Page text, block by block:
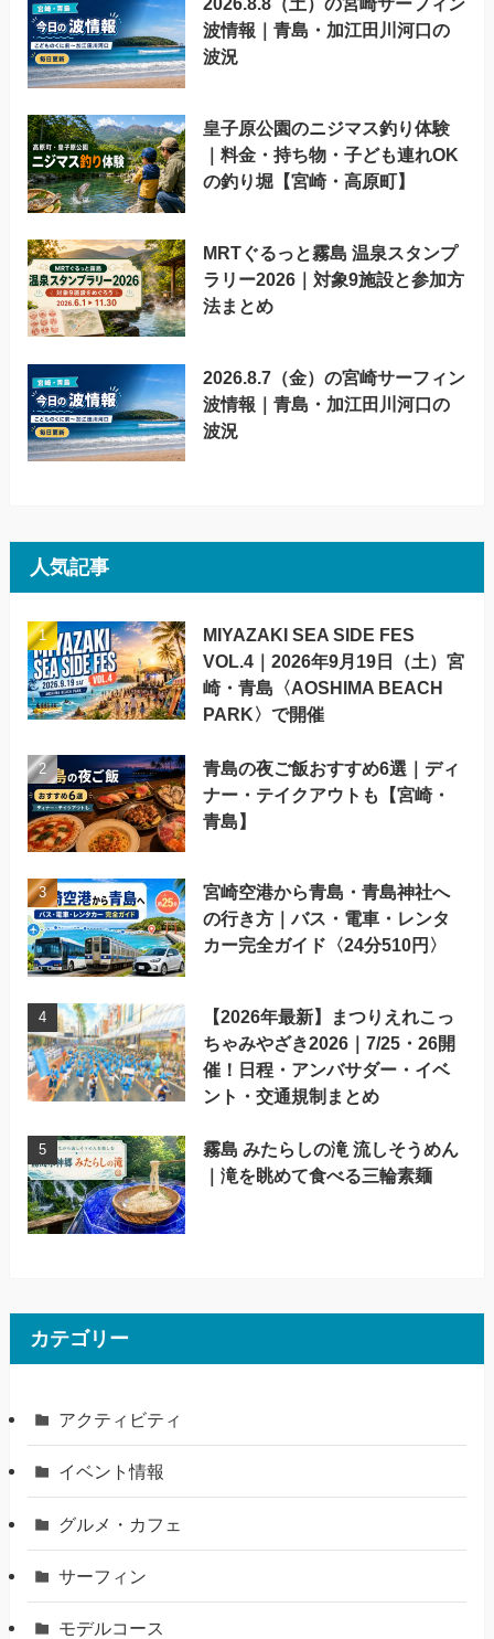
波情報｜青島・加江田川河口の
波況
皇子原公園のニジマス釣り体験
｜料金・持ち物・子ども連れOK
の釣り堀【宮崎・高原町】
MRTぐるっと霧島 温泉スタンプ
ラリー2026｜対象9施設と参加方
法まとめ
2026.8.7（金）の宮崎サーフィン
波情報｜青島・加江田川河口の
波況
人気記事
MIYAZAKI SEA SIDE FES
VOL.4｜2026年9月19日（土）宮
崎・青島〈AOSHIMA BEACH
PARK〉で開催
青島の夜ご飯おすすめ6選｜ディ
ナー・テイクアウトも【宮崎・
青島】
宮崎空港から青島・青島神社へ
の行き方｜バス・電車・レンタ
カー完全ガイド〈24分510円〉
【2026年最新】まつりえれこっ
ちゃみやざき2026｜7/25・26開
催！日程・アンバサダー・イベ
ント・交通規制まとめ
霧島 みたらしの滝 流しそうめん
｜滝を眺めて食べる三輪素麺
カテゴリー
アクティビティ
イベント情報
グルメ・カフェ
サーフィン
モデルコース